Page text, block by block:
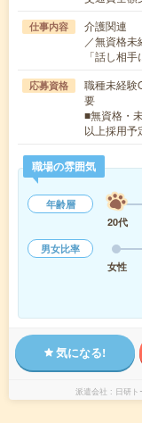
仕事内容
介護関連
／無資格
「話し相
応募資格
職種未経験
要
■無資格・
以上採用
職場の雰囲気
年齢層
20代
男女比率
女性
気になる!
派遣会社 日研